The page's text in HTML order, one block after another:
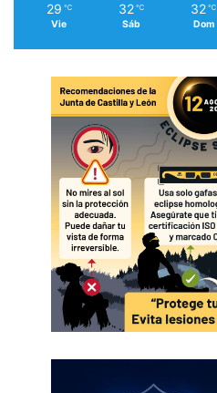
29 ℃
Vie
32 ℃
Sáb
32 ℃
Dom